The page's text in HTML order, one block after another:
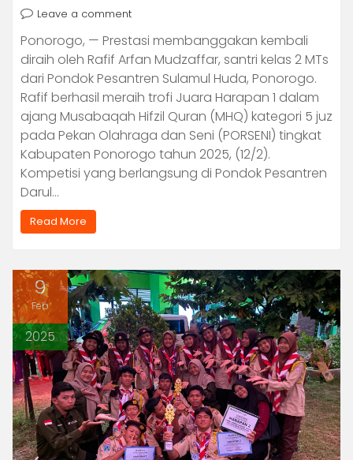
Leave a comment
Ponorogo, — Prestasi membanggakan kembali
diraih oleh Rafif Arfan Mudzaffar, santri kelas 2 MTs
dari Pondok Pesantren Sulamul Huda, Ponorogo.
Rafif berhasil meraih trofi Juara Harapan 1 dalam
ajang Musabaqah Hifzil Quran (MHQ) kategori 5 juz
pada Pekan Olahraga dan Seni (PORSENI) tingkat
Kabupaten Ponorogo tahun 2025, (12/2).
Kompetisi yang berlangsung di Pondok Pesantren
Darul…
Read More
9
Feb
2025